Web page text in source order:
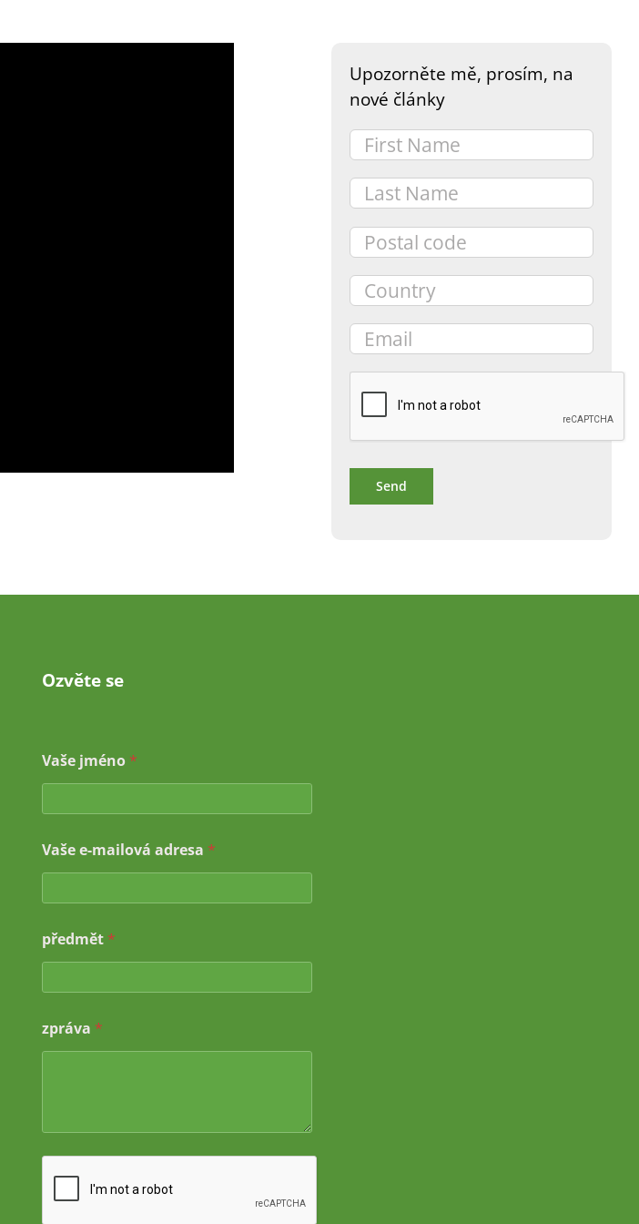
Upozorněte mě, prosím, na
nové články
Ozvěte se
Vaše jméno *
Vaše e-mailová adresa *
předmět *
a
š
n
o
zpráva *